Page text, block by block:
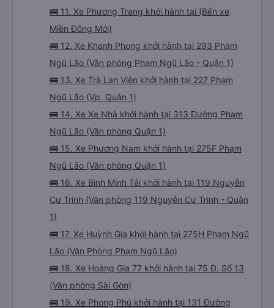
🚌 11. Xe Phương Trang khởi hành tại (Bến xe
Miền Đông Mới)
🚌 12. Xe Khanh Phong khởi hành tại 293 Phạm
Ngũ Lão (Văn phòng Phạm Ngũ Lão - Quận 1)
🚌 13. Xe Trà Lan Viên khởi hành tại 227 Phạm
Ngũ Lão (Vp. Quận 1)
🚌 14. Xe Xe Nhà khởi hành tại 313 Đường Phạm
Ngũ Lão (Văn phòng Quận 1)
🚌 15. Xe Phương Nam khởi hành tại 275F Phạm
Ngũ Lão (Văn phòng Quận 1)
🚌 16. Xe Bình Minh Tải khởi hành tại 119 Nguyễn
Cư Trinh (Văn phòng 119 Nguyễn Cư Trinh - Quận
1)
🚌 17. Xe Huỳnh Gia khởi hành tại 275H Phạm Ngũ
Lão (Văn Phòng Phạm Ngũ Lão)
🚌 18. Xe Hoàng Gia 77 khởi hành tại 75 Đ. Số 13
(Văn phòng Sài Gòn)
🚌 19. Xe Phong Phú khởi hành tại 131 Đường